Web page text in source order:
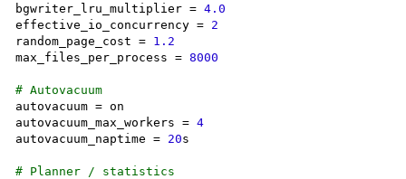
bgwriter_lru_multiplier = 4.0
effective_io_concurrency = 2
random_page_cost = 1.2
max_files_per_process = 8000
# Autovacuum
autovacuum = on
autovacuum_max_workers = 4
autovacuum_naptime = 20s
# Planner / statistics